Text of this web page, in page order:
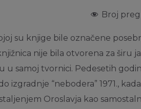
Broj
su knjige bile označene
nije bila otvorena za širu
samoj tvornici. Pedesetih
“nebodera” 1971.,
Oroslavja kao